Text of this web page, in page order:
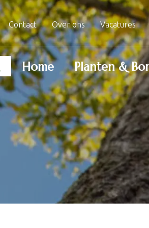
Contact Over ons Vacatures
Home Planten &